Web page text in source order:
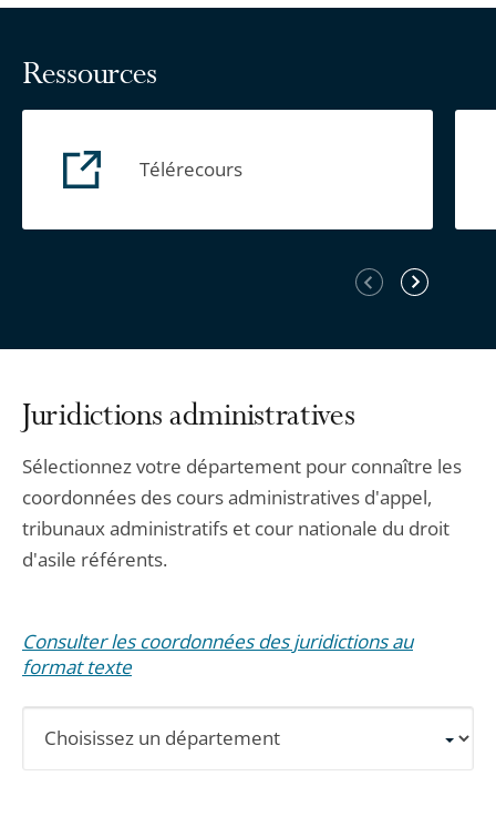
Ressources
Télérecours
Élément
précédent
Élément
suivant
Juridictions administratives
Sélectionnez votre département pour connaître les
coordonnées des cours administratives d'appel,
tribunaux administratifs et cour nationale du droit
d'asile référents.
Consulter les coordonnées des juridictions au
format texte